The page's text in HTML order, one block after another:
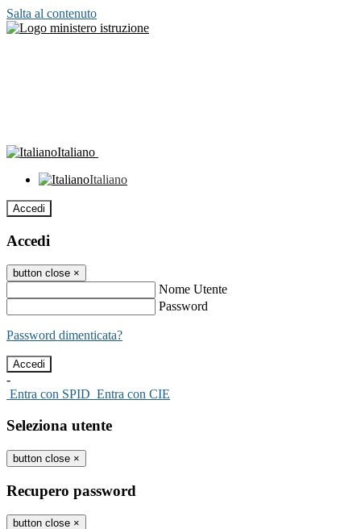
Salta al contenuto
Italiano
Italiano
Accedi
Accedi
button close ×
Nome Utente
Password
Password dimenticata?
-
Entra con SPID Entra con CIE
Seleziona utente
button close ×
Recupero password
button close ×